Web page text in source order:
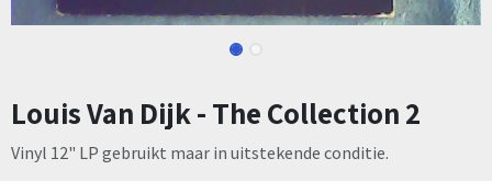
Louis Van Dijk - The Collection 2
Vinyl 12" LP gebruikt maar in uitstekende conditie.